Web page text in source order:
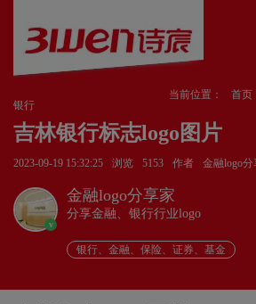
当前位置： 首页
银行
吉林银行标志logo图片
2023-09-19 15:32:25 浏览 5153 作者 金融logo分
v
金融logo分享家
分享金融、银行行业logo
银行、金融、保险、证券、基金